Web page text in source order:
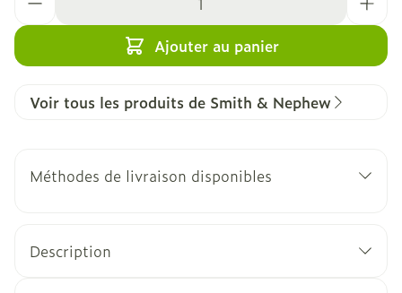
Ajouter au panier
Voir tous les produits de Smith & Nephew
Méthodes de livraison disponibles
Description